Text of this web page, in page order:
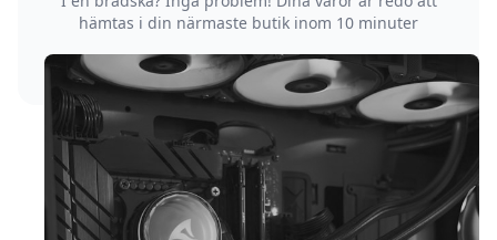
hämtas i din närmaste butik inom 10 minuter